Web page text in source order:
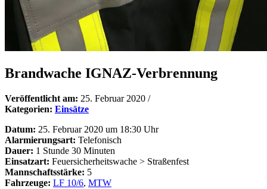
Brandwache IGNAZ-Verbrennung
Veröffentlicht am: 25. Februar 2020 /
Kategorien: Einsätze
Datum: 25. Februar 2020 um 18:30 Uhr
Alarmierungsart: Telefonisch
Dauer: 1 Stunde 30 Minuten
Einsatzart: Feuersicherheitswache > Straßenfest
Mannschaftsstärke: 5
Fahrzeuge: LF 10/6, MTW